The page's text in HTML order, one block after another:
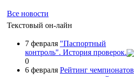
Все новости
Текстовый он-лайн
7 февраля "Паспортный
контроль". История проверок.
0
6 февраля Рейтинг чемпионатов